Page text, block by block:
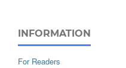
INFORMATION
For Readers